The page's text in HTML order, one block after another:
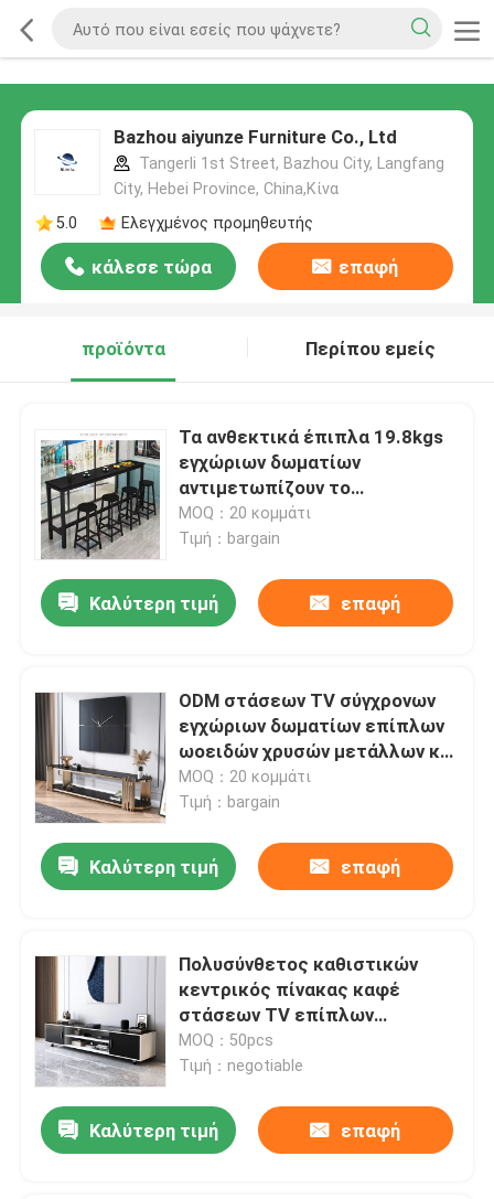
Bazhou aiyunze Furniture Co., Ltd
Tangerli 1st Street, Bazhou City, Langfang
City, Hebei Province, China,Κίνα
5.0
Ελεγχμένος προμηθευτής
κάλεσε τώρα επαφή
προϊόντα Περίπου εμείς
Τα ανθεκτικά έπιπλα 19.8kgs
εγχώριων δωματίων
αντιμετωπίζουν το
επιτραπέζιο σύνολο μπαρ
ύψους
MOQ：20 κομμάτι
Τιμή：bargain
Καλύτερη τιμή επαφή
ODM στάσεων TV σύγχρονων
εγχώριων δωματίων επίπλων
ωοειδών χρυσών μετάλλων και
γυαλιού
MOQ：20 κομμάτι
Τιμή：bargain
Καλύτερη τιμή επαφή
Πολυσύνθετος καθιστικών
κεντρικός πίνακας καφέ
στάσεων TV επίπλων
καθορισμένος
MOQ：50pcs
Τιμή：negotiable
Καλύτερη τιμή επαφή